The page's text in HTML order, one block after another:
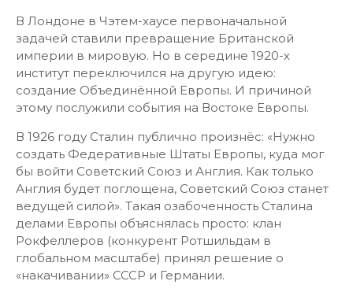
В Лондоне в Чэтем-хаусе первоначальной
задачей ставили превращение Британской
империи в мировую. Но в середине 1920-х
институт переключился на другую идею:
создание Объединённой Европы. И причиной
этому послужили события на Востоке Европы.
В 1926 году Сталин публично произнёс: «Нужно
создать Федеративные Штаты Европы, куда мог
бы войти Советский Союз и Англия. Как только
Англия будет поглощена, Советский Союз станет
ведущей силой». Такая озабоченность Сталина
делами Европы объяснялась просто: клан
Рокфеллеров (конкурент Ротшильдам в
глобальном масштабе) принял решение о
«накачивании» СССР и Германии.